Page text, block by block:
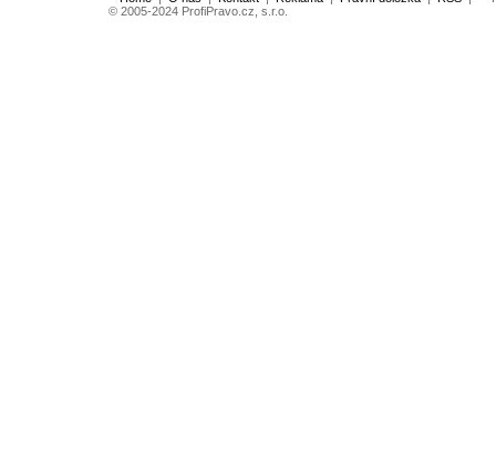
© 2005-2024 ProfiPravo.cz, s.r.o.